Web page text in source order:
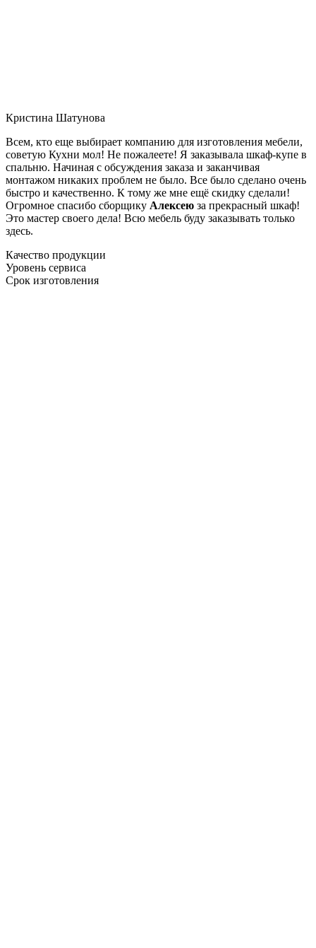
Кристина Шатунова
Всем, кто еще выбирает компанию для изготовления мебели,
советую Кухни мол! Не пожалеете! Я заказывала шкаф-купе в
спальню. Начиная с обсуждения заказа и заканчивая
монтажом никаких проблем не было. Все было сделано очень
быстро и качественно. К тому же мне ещё скидку сделали!
Огромное спасибо сборщику Алексею за прекрасный шкаф!
Это мастер своего дела! Всю мебель буду заказывать только
здесь.
Качество продукции
Уровень сервиса
Срок изготовления